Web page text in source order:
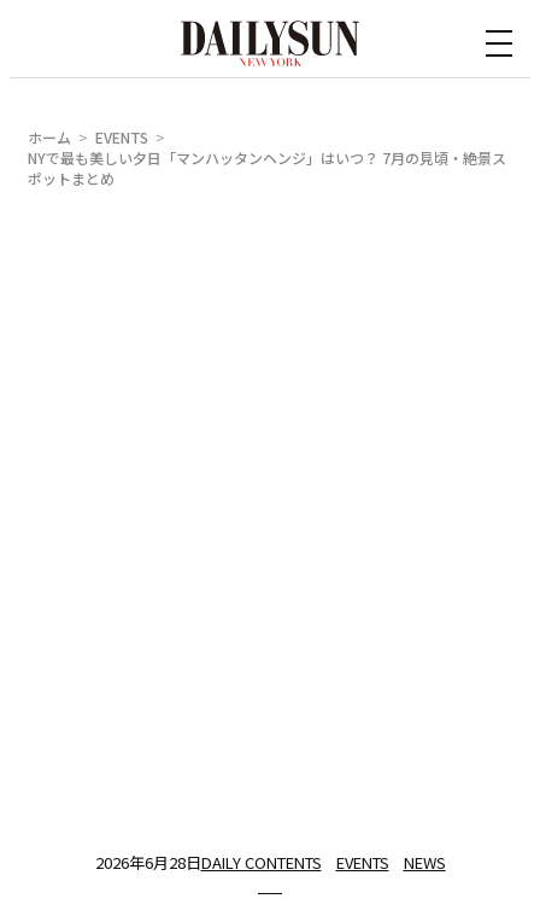
ホーム
EVENTS
NYで最も美しい夕日「マンハッタンヘンジ」はいつ？ 7月の見頃・絶景ス
ポットまとめ
2026年6月28日DAILY CONTENTS EVENTS NEWS